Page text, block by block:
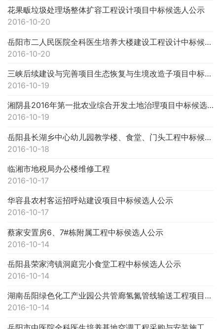
花果畈垃圾处理场整体扩容工程设计项目中标候选人公示
2016-10-20
岳阳市二人民医院全科医生培养大楼建设工程设计中标候选人公示
2016-10-20
三峡后续建设与完善项目生态恢复与生境改造子项目中标候选人公示
2016-10-19
湘阴县2016年第一批农业综合开发土地治理项目中标候选人公示
2016-10-19
岳阳县长湖乡中心幼儿园教学楼、食堂、门头工程中标候选人公示
2016-10-18
临湘市地税局办公楼维修工程
2016-10-17
华容县农村客运招呼站建设项目中标候选人公示
2016-10-17
蔡家安置房6、7#栋附属工程中标侯选人公示
2016-10-14
岳阳县荣家湾镇洞庭完小食堂工程中标候选人公示
2016-10-14
湖南岳阳绿色化工产业园公共管廊氢氮管线输送工程项目中标候选人公示
2016-10-14